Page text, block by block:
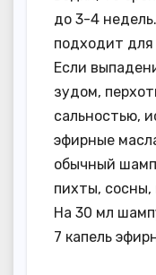
до 3-4
подходит
Если
зудом,
сальностью,
эфирные
обычный
пихты,
На 30 мл
7 капель